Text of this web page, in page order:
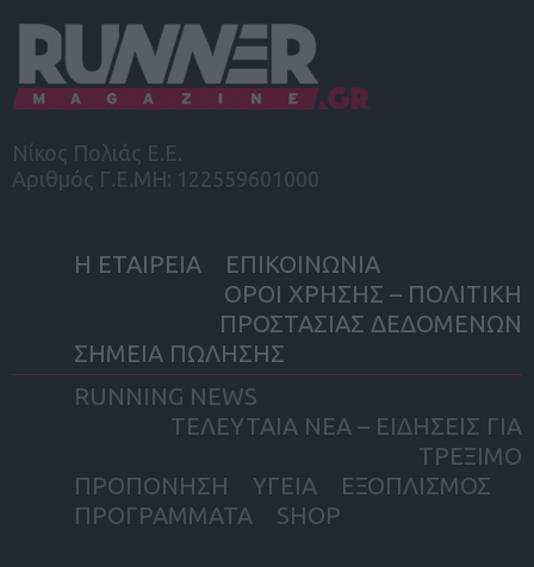
Νίκος Πολιάς Ε.Ε.
Αριθμός Γ.Ε.ΜΗ: 122559601000
Η ΕΤΑΙΡΕΙΑ
ΕΠΙΚΟΙΝΩΝΙΑ
ΟΡΟΙ ΧΡΗΣΗΣ – ΠΟΛΙΤΙΚΗ
ΠΡΟΣΤΑΣΙΑΣ ΔΕΔΟΜΕΝΩΝ
ΣΗΜΕΙΑ ΠΩΛΗΣΗΣ
RUNNING NEWS
ΤΕΛΕΥΤΑΙΑ ΝΕΑ – ΕΙΔΗΣΕΙΣ ΓΙΑ
ΤΡΕΞΙΜΟ
ΠΡΟΠΟΝΗΣΗ
ΥΓΕΙΑ
ΕΞΟΠΛΙΣΜΟΣ
ΠΡΟΓΡΑΜΜΑΤΑ
SHOP